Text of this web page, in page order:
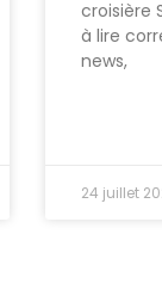
croisière
à lire
news,
24 juillet